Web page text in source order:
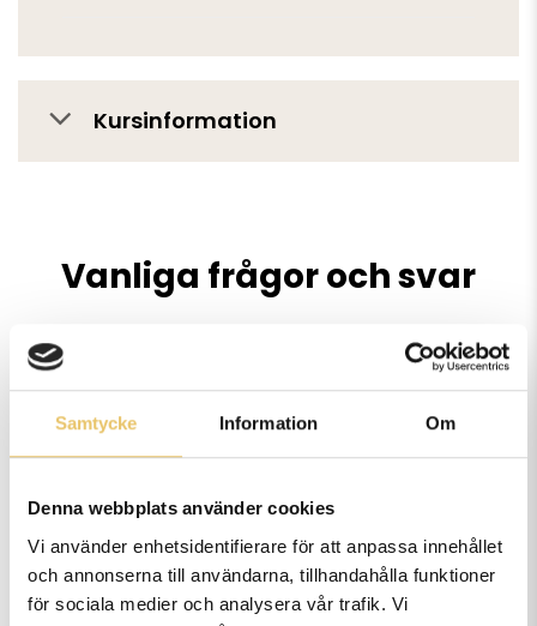
Samtycke Information Om
Denna webbplats använder cookies
Vi använder enhetsidentifierare för att anpassa innehållet
och annonserna till användarna, tillhandahålla funktioner
för sociala medier och analysera vår trafik. Vi
Kursinformation
Vanliga frågor och svar
Vart håller ni era kurser?
Hur många deltagare har ni på
era kurser?